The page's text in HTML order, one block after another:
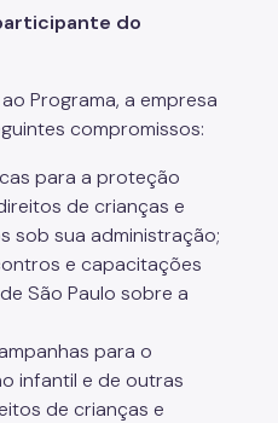
do
Programa, a empresa
compromissos:
para a proteção
de crianças e
sob sua administração;
e capacitações
São Paulo sobre a
para o
infantil e de outras
de crianças e